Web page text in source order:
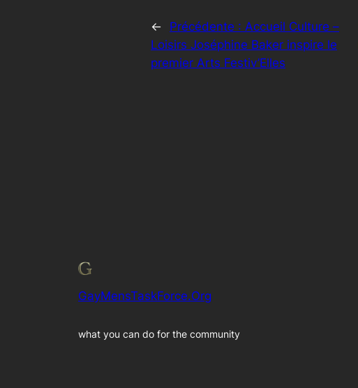
← Précédente : Accueil Culture –
Loisirs Joséphine Baker inspire le
premier Arts Festiv’Elles
GayMensTaskForce.Org
what you can do for the community